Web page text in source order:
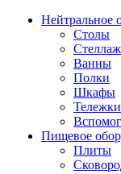
Нейтральное
Столы
Ванны
Полки
Шкафы
Тележки
Пищевое
Плиты